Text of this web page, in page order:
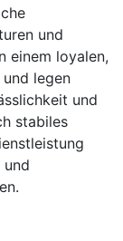
und
einem loyalen,
legen
und
stabiles
und